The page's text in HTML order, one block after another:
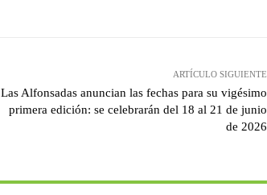
ARTÍCULO SIGUIENTE
Las Alfonsadas anuncian las fechas para su vigésimo
primera edición: se celebrarán del 18 al 21 de junio
de 2026